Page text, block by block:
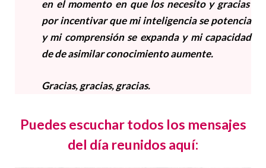
en el momento en que los necesito y gracias
por incentivar que mi inteligencia se potencia
y mi comprensión se expanda y mi capacidad
de de asimilar conocimiento aumente.
Gracias, gracias, gracias.
Puedes escuchar todos los mensajes
del día reunidos aquí: